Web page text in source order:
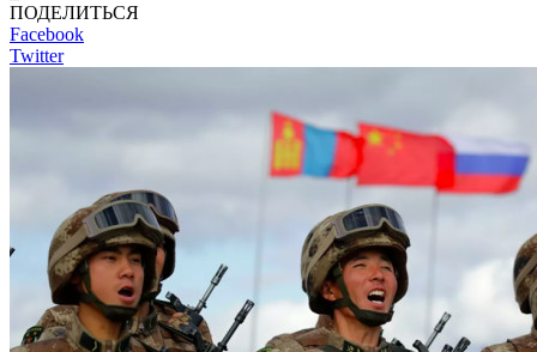
ПОДЕЛИТЬСЯ
Facebook
Twitter